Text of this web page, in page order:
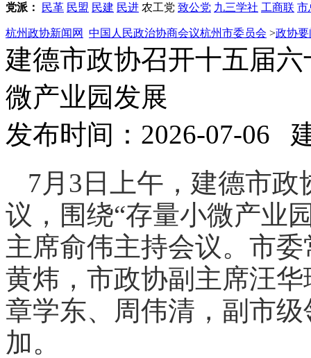
党派： 民革 民盟 民建 民进 农工党 致公党 九三学社 工商联 市
杭州政协新闻网 中国人民政治协商会议杭州市委员会 >政协要
建德市政协召开十五届
微产业园发展
发布时间：2026-07-06
7月3日上午，建德市
议，围绕“存量小微产业
主席俞伟主持会议。市
黄炜，市政协副主席汪
章学东、周伟清，副市
加。